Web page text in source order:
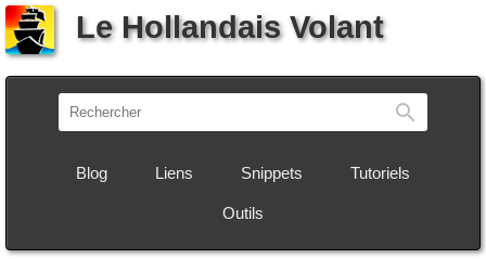
Le Hollandais Volant
Blog Liens Snippets Tutoriels
Outils